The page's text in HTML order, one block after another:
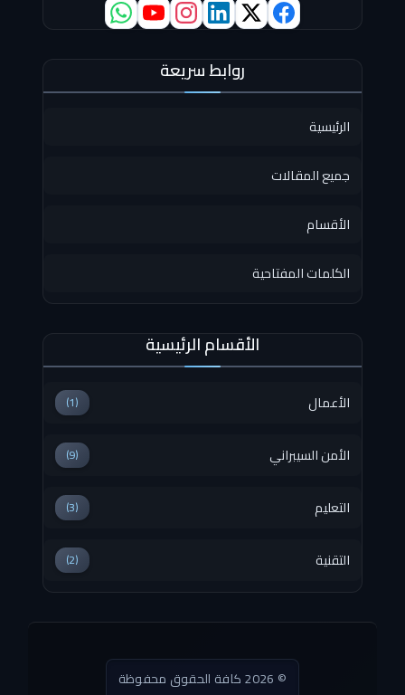
روابط سريعة
الرئيسية
جميع المقالات
الأقسام
الكلمات المفتاحية
الأقسام الرئيسية
الأعمال (1)
الأمن السيبراني (9)
التعليم (3)
التقنية (2)
© 2026 كافة الحقوق محفوظة